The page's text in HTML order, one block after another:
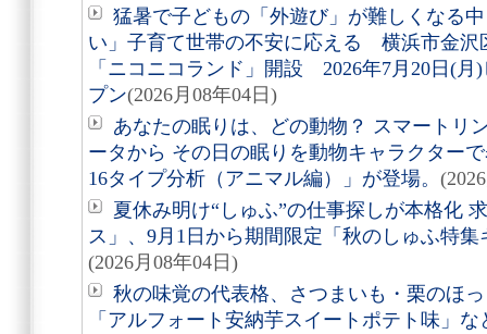
猛暑で子どもの「外遊び」が難しくなる
い」子育て世帯の不安に応える 横浜市金沢
「ニコニコランド」開設 2026年7月20日(
プン(2026月08年04日)
あなたの眠りは、どの動物？ スマートリ
ータから その日の眠りを動物キャラクター
16タイプ分析（アニマル編）」が登場。
夏休み明け“しゅふ”の仕事探しが本格化
ス」、9月1日から期間限定「秋のしゅふ特
(2026月08年04日)
秋の味覚の代表格、さつまいも・栗のほ
「アルフォート安納芋スイートポテト味」